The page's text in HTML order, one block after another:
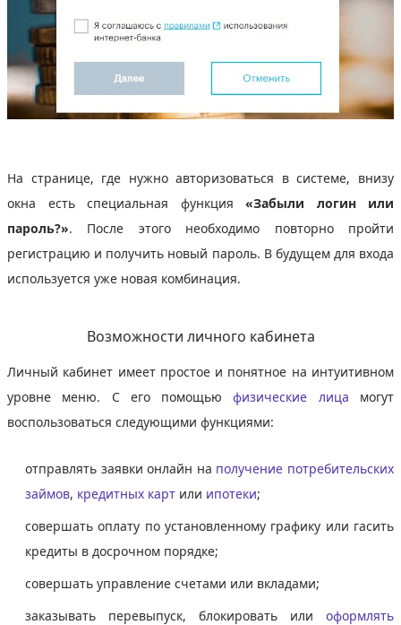
На странице, где нужно авторизоваться в системе, внизу
окна есть специальная функция «Забыли логин или
пароль?». После этого необходимо повторно пройти
регистрацию и получить новый пароль. В будущем для входа
используется уже новая комбинация.
Возможности личного кабинета
Личный кабинет имеет простое и понятное на интуитивном
уровне меню. С его помощьюфизические лица могут
воспользоваться следующими функциями:
отправлять заявки онлайн на получение потребительских
займов, кредитных карт или ипотеки;
совершать оплату по установленному графику или гасить
кредиты в досрочном порядке;
совершать управление счетами или вкладами;
заказывать перевыпуск, блокировать или оформлять